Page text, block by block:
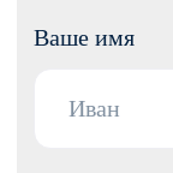
ГОТОВЫЕ РЕШЕНИЯ
Готовые